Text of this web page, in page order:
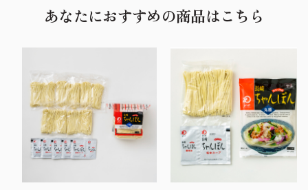
あなたにおすすめの商品はこちら